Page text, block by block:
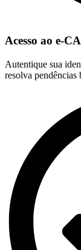
Acesso ao e-
Autentique sua
resolva pendências